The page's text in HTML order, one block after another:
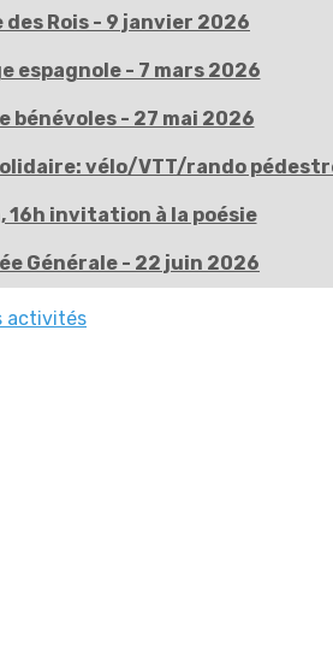
Rois - 9 janvier 2026
espagnole - 7 mars 2026
bénévoles - 27 mai 2026
vélo/VTT/rando
16h invitation à la poésie
Générale - 22 juin 2026
activités